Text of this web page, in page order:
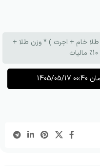
خام + اجرت ) * وزن طلا +
1405/05/17 00:40